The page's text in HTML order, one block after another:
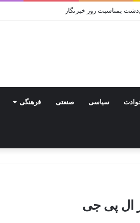
هایی از صلح امام حسن مجتبی (ع)
سیاسی صنعتی فرهنگی